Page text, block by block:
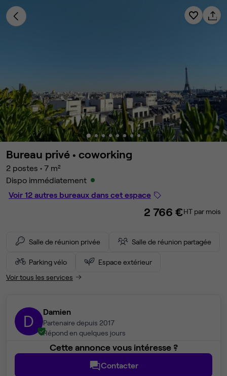
Bureau privé • coworking
2 postes • 7 m²
Dispo immédiatement
Voir 12 autres bureaux dans cet espace
2 766 €HT par mois
Salle de réunion privée Salle de réunion partagée
Parking vélo
Espace extérieur
Voir tous les services
D Damien
Partenaire depuis 2017
Répond en quelques jours
Cette annonce vous intéresse ?
Contacter